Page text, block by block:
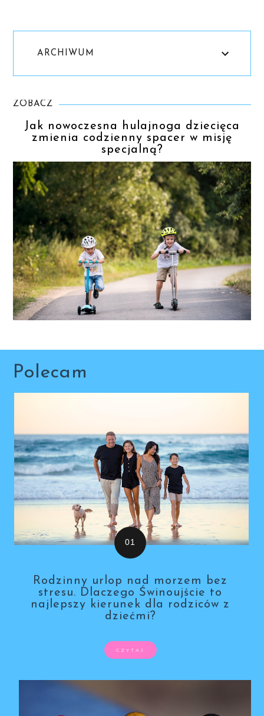
ARCHIWUM
ZOBACZ
Jak nowoczesna hulajnoga dziecięca
zmienia codzienny spacer w misję
specjalną?
Polecam
Rodzinny urlop nad morzem bez
stresu. Dlaczego Świnoujście to
najlepszy kierunek dla rodziców z
dziećmi?
CZYTAJ